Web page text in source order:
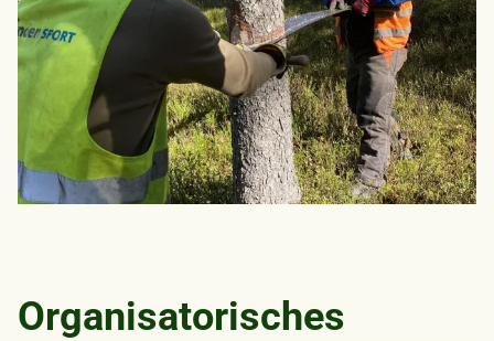
Organisatorisches